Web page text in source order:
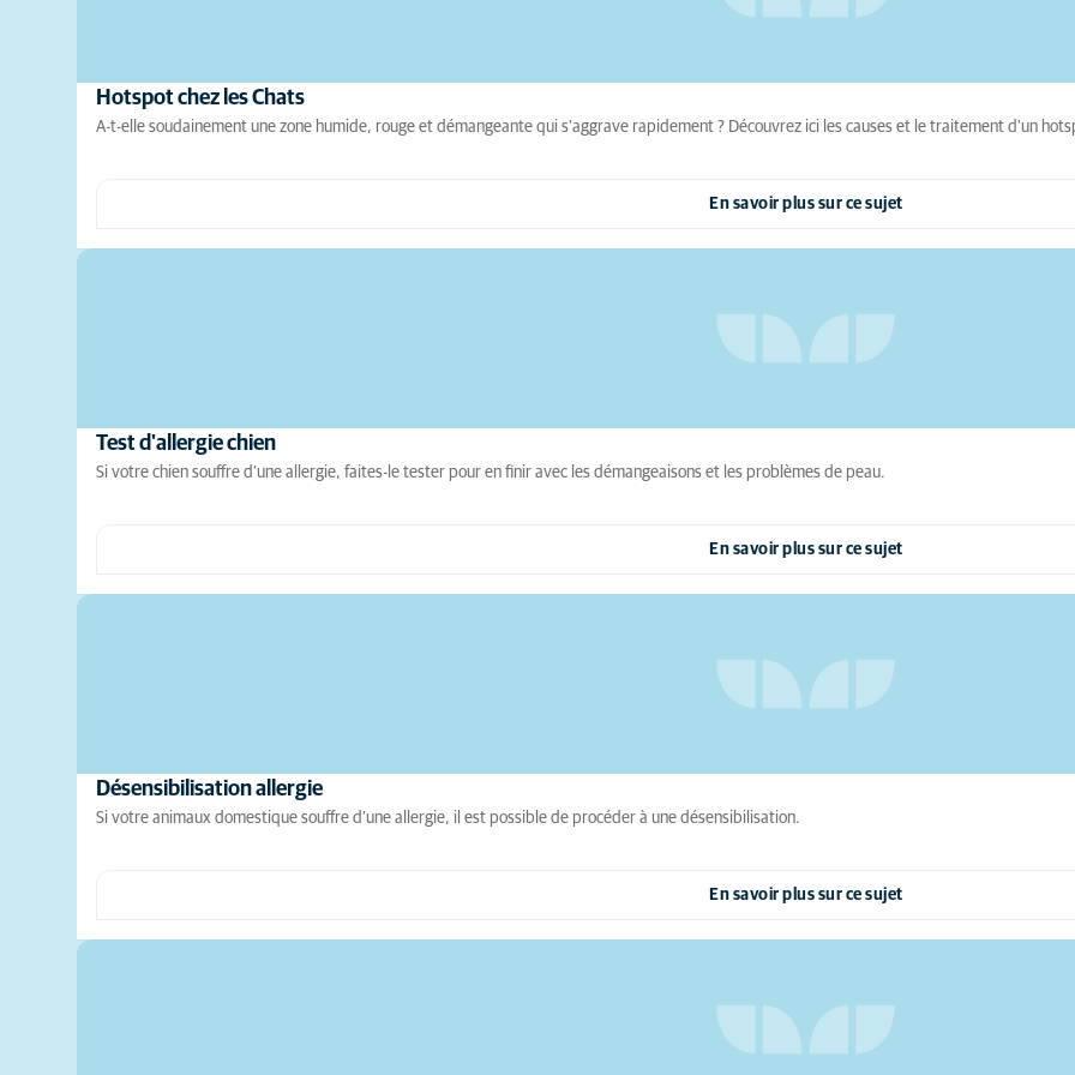
Hotspot chez les Chats
A-t-elle soudainement une zone humide, rouge et démangeante qui s'aggrave rapidement ? Découvrez ici les causes et le traitement d'un
En savoir plus sur ce sujet
Test d'allergie chien
Si votre chien souffre d’une allergie, faites-le tester pour en finir avec les démangeaisons et les problèmes de peau.
En savoir plus sur ce sujet
Désensibilisation allergie
Si votre animaux domestique souffre d’une allergie, il est possible de procéder à une désensibilisation.
En savoir plus sur ce sujet